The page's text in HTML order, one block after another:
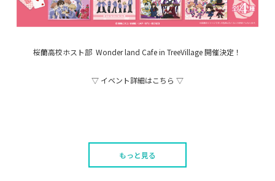
桜蘭高校ホスト部 Wonder land Cafe in TreeVillage 開催決定！
▽ イベント詳細はこちら ▽
もっと見る